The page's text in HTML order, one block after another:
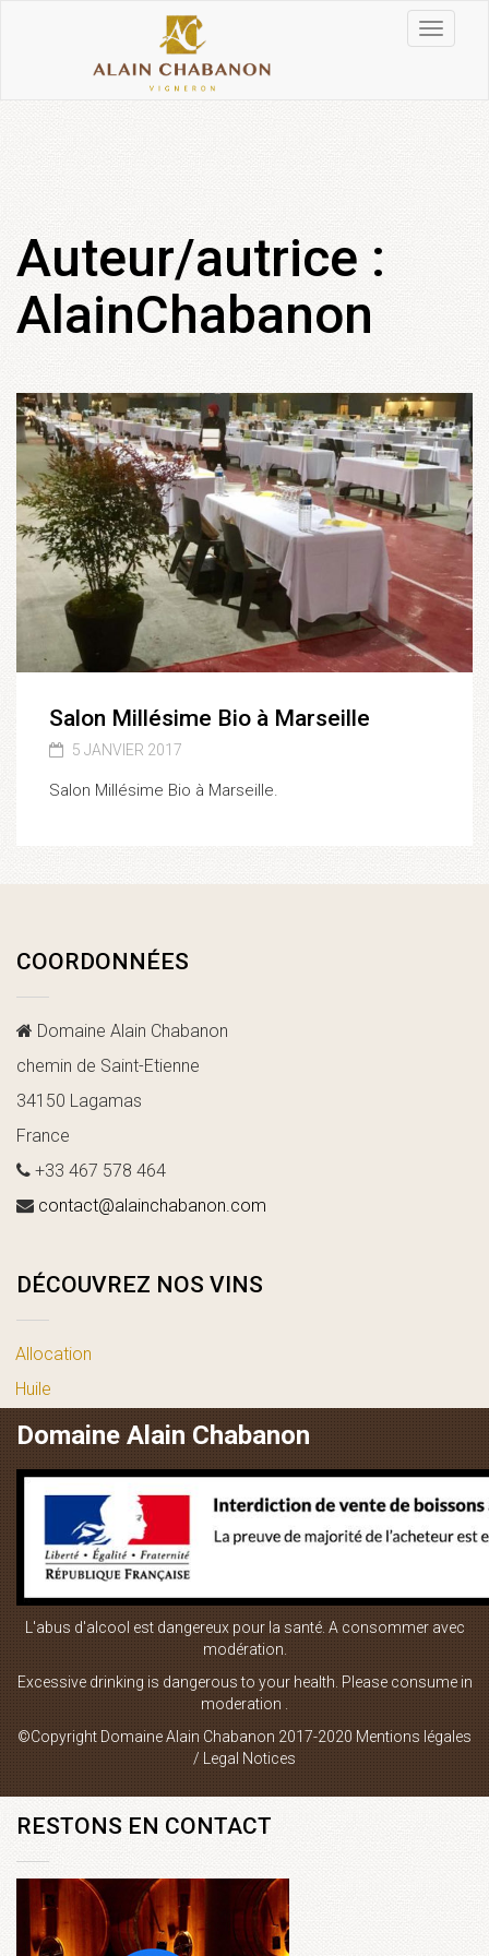
Toggle
Auteur/autrice :
AlainChabanon
Salon Millésime Bio à Marseille
5 JANVIER 2017
Salon Millésime Bio à Marseille.
COORDONNÉES
Domaine Alain Chabanon
chemin de Saint-Etienne
34150 Lagamas
France
+33 467 578 464
contact@alainchabanon.com
DÉCOUVREZ NOS VINS
Allocation
Huile
vin blanc
vin rouge
LIENS UTILES
Plan du site
Contact
RESTONS EN CONTACT
Domaine Alain Chabanon
L'abus d'alcool est dangereux pour la santé. A consommer avec
modération.
Excessive drinking is dangerous to your health. Please consume in
moderation .
©Copyright Domaine Alain Chabanon 2017-2020 Mentions légales
/ Legal Notices